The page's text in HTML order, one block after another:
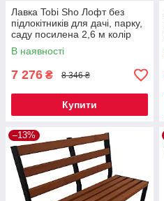
Лавка Tobi Sho Лофт без
підлокітників для дачі, парку,
саду посилена 2,6 м колір
каштан
В наявності
7 276 ₴ 8 346 ₴
Купити
–13%